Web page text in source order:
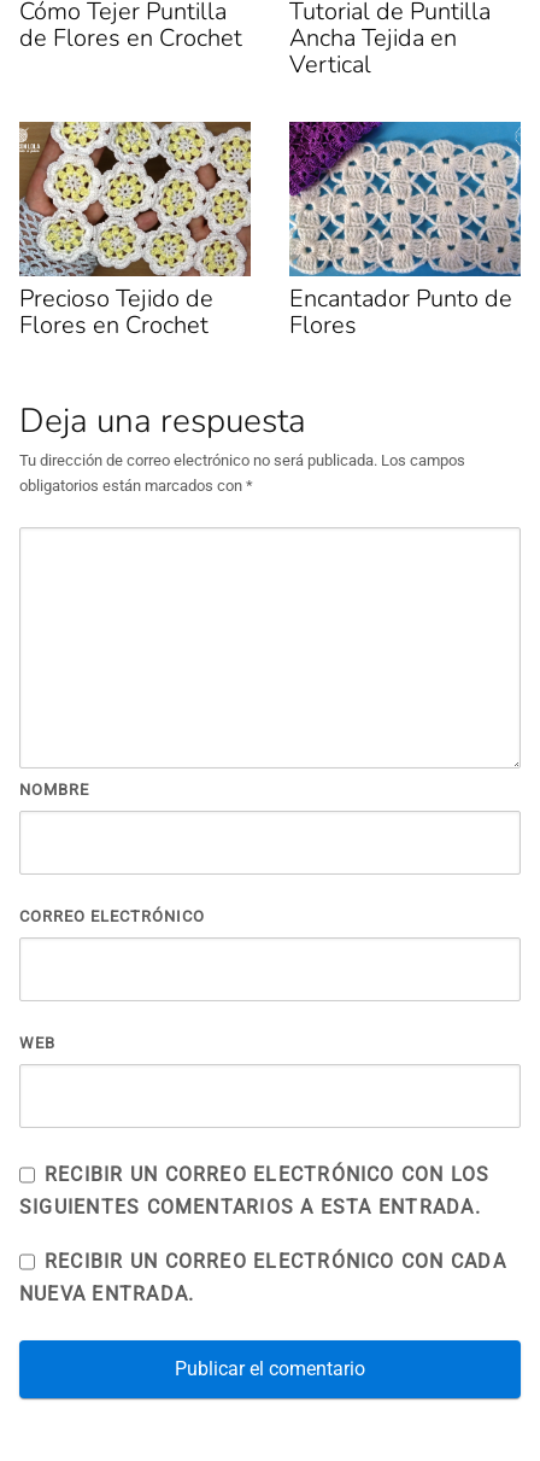
u
n
a
v
n
a
n
u
e
v
a
)
a
n
a
n
)
Cómo Tejer Puntilla
de Flores en Crochet
Tutorial de Puntilla
Ancha Tejida en
Vertical
Precioso Tejido de
Flores en Crochet
Encantador Punto de
Flores
Deja una respuesta
Tu dirección de correo electrónico no será publicada. Los campos
obligatorios están marcados con *
NOMBRE
CORREO ELECTRÓNICO
WEB
RECIBIR UN CORREO ELECTRÓNICO CON LOS
SIGUIENTES COMENTARIOS A ESTA ENTRADA.
RECIBIR UN CORREO ELECTRÓNICO CON CADA
NUEVA ENTRADA.